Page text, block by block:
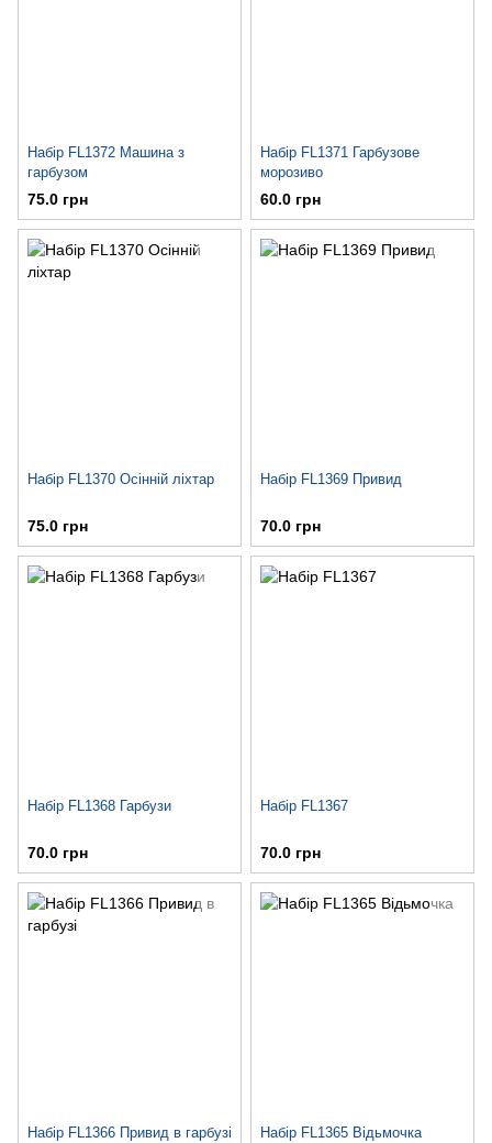
Набір FL1372 Машина з
гарбузом
75.0 грн
Набір FL1371 Гарбузове
морозиво
60.0 грн
Набір FL1370 Осінній ліхтар
75.0 грн
Набір FL1369 Привид
70.0 грн
Набір FL1368 Гарбузи
70.0 грн
Набір FL1367
70.0 грн
Набір FL1366 Привид в гарбузі Набір FL1365 Відьмочка